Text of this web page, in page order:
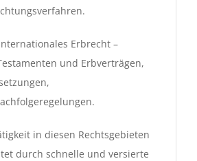
Erbrecht –
und Erbverträgen,
in diesen Rechtsgebieten
durch schnelle und versierte